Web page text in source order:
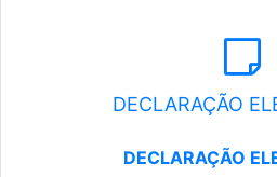
DECLARAÇÃO
DECLARAÇÃO